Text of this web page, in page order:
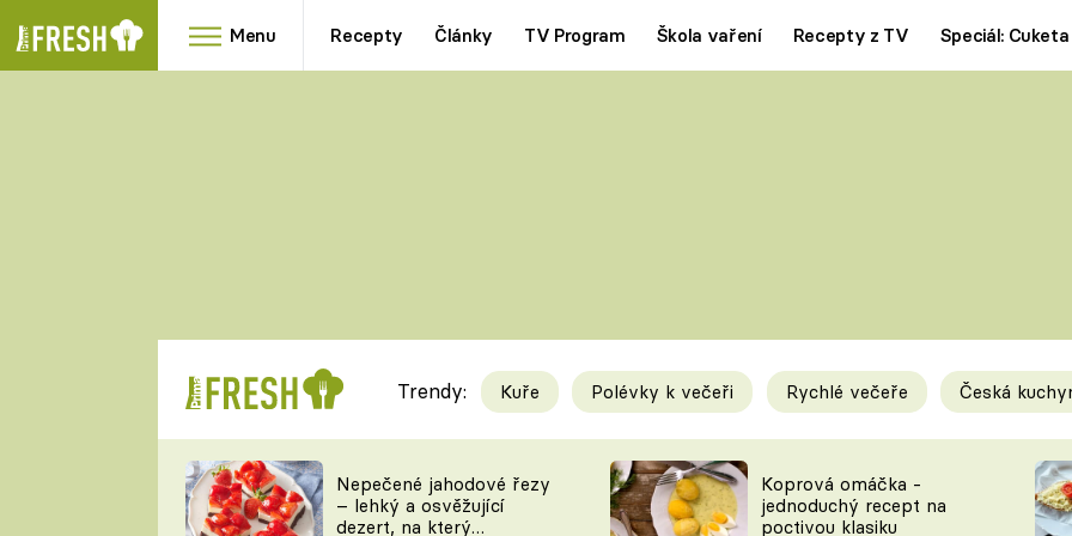
Menu Recepty Články TV Program Škola vaření Recepty z TV Speciál: Cuketa
RYCHLOVKY
Videorecepty
TEĎ VAŘÍ ŠÉF!
Tipy a triky
KAM ZA JÍDLEM
Trendy: Kuře Polévky k večeři Rychlé večeře Česká
Nepečené jahodové řezy
– lehký a osvěžující
dezert, na který
Koprová omáčka -
jednoduchý recept na
poctivou klasiku